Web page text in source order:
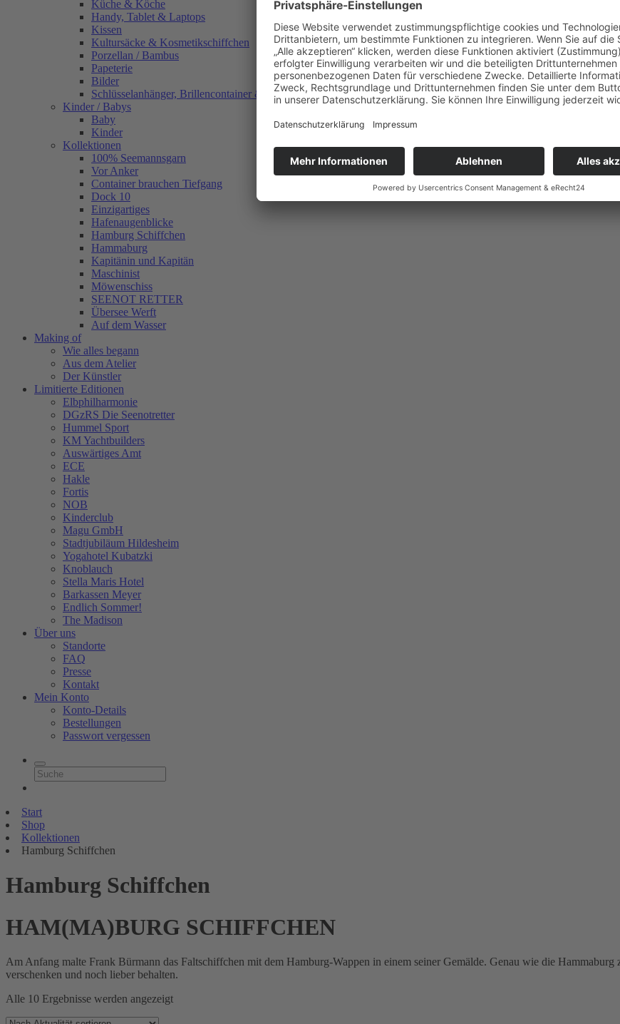
Küche & Köche
Handy, Tablet & Laptops
Kissen
Kultursäcke & Kosmetikschiffchen
Porzellan / Bambus
Papeterie
Bilder
Schlüsselanhänger, Brillencontainer & mehr
Kinder / Babys
Baby
Kinder
Kollektionen
100% Seemannsgarn
Vor Anker
Container brauchen Tiefgang
Dock 10
Einzigartiges
Hafenaugen­blicke
Hamburg Schiffchen
Hammaburg
Kapitänin und Kapitän
Maschinist
Möwenschiss
SEENOT RETTER
Übersee Werft
Auf dem Wasser
Making of
Wie alles begann
Aus dem Atelier
Der Künstler
Limitierte Editionen
Elbphilharmonie
DGzRS Die Seenotretter
Hummel Sport
KM Yachtbuilders
Auswärtiges Amt
ECE
Hakle
Fortis
NOB
Kinderclub
Magu GmbH
Stadtjubiläum Hildesheim
Yogahotel Kubatzki
Knoblauch
Stella Maris Hotel
Barkassen Meyer
Endlich Sommer!
The Madison
Über uns
Standorte
FAQ
Presse
Kontakt
Mein Konto
Konto-Details
Bestellungen
Passwort vergessen
Start
Shop
Kollektionen
Hamburg Schiffchen
Hamburg Schiffchen
HAM(MA)BURG SCHIFFCHEN
Am Anfang malte Frank Bürmann das Faltschiffchen mit dem Hamburg-Wappen in einem seiner Gemälde. Genau wie die
verschenken und noch lieber behalten.
Alle 10 Ergebnisse werden angezeigtNach